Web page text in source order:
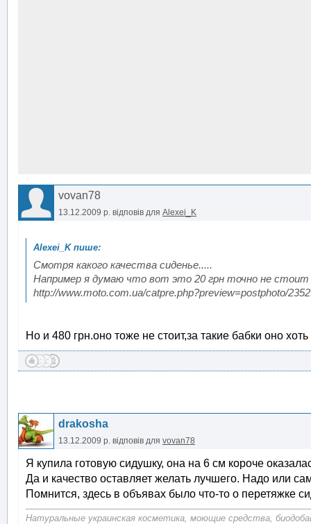
vovan78
13.12.2009 р. відповів для Alexei_K
Смотря какого качества сиденье.....
Например я думаю что вот это 20 грн точно не стоит
http://www.moto.com.ua/catpre.php?preview=postphoto/
Но и 480 грн.оно тоже не стоит,за такие бабки оно
drakosha
13.12.2009 р. відповів для vovan78
Я купила готовую сидушку, она на 6 см короче
Да и качество оставляет желать лучшего. Надо или
Помнится, здесь в объявах было что-то о перетяжке
Натуральные украинская косметика, моющие средства,